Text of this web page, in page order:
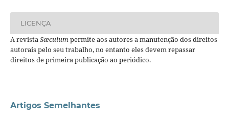
LICENÇA
A revistaSæculumpermite aos autores a manutenção dos direitos
autorais pelo seu trabalho, no entanto eles devem repassar
direitos de primeira publicação ao periódico.
Artigos Semelhantes